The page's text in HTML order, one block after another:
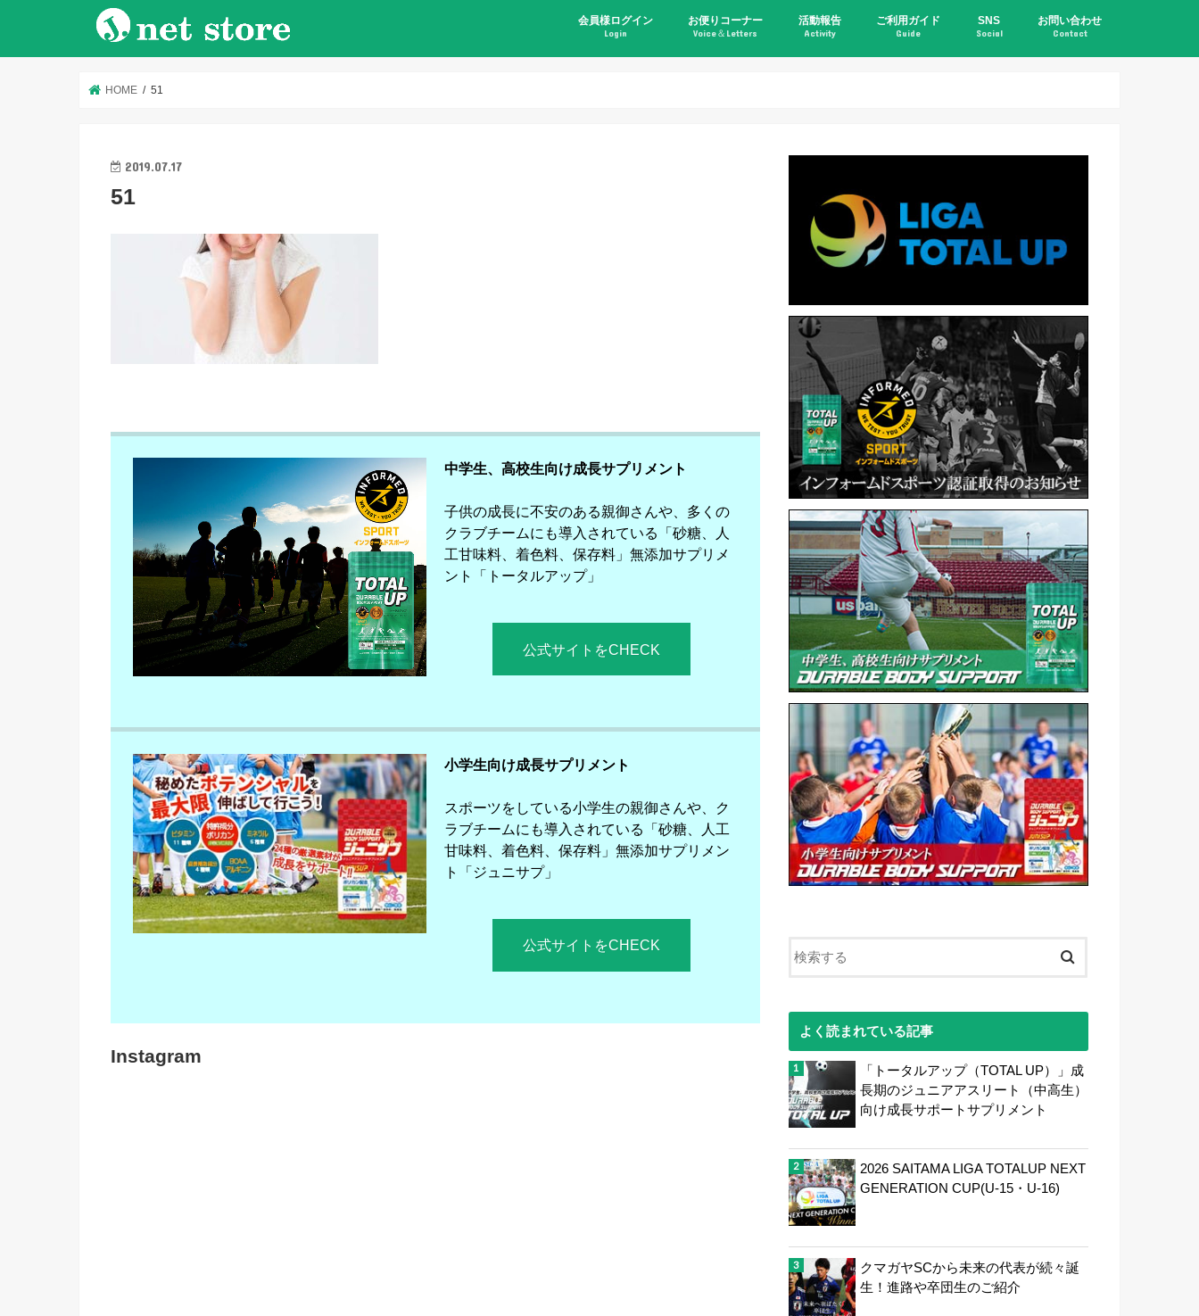
会員様ログイン
Login
お便りコーナー
Voice＆Letters
活動報告
Activity
ご利用ガイド
Guide
SNS
Social
お問い合わせ
Contact
HOME 51
2019.07.17
51
中学生、高校生向け成長サプリメント
子供の成長に不安のある親御さんや、多くの
クラブチームにも導入されている「砂糖、人
工甘味料、着色料、保存料」無添加サプリメ
ント「トータルアップ」
公式サイトをCHECK
小学生向け成長サプリメント
スポーツをしている小学生の親御さんや、ク
ラブチームにも導入されている「砂糖、人工
甘味料、着色料、保存料」無添加サプリメン
ト「ジュニサプ」
公式サイトをCHECK
Instagram
よく読まれている記事
「トータルアップ（TOTAL UP）」成
長期のジュニアアスリート（中高生）
向け成長サポートサプリメント
2026 SAITAMA LIGA TOTALUP NEXT
GENERATION CUP(U-15・U-16)
クマガヤSCから未来の代表が続々誕
生！進路や卒団生のご紹介